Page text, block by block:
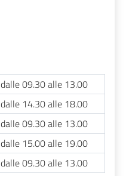
dalle 09.30 alle 13.00
dalle 14.30 alle 18.00
dalle 09.30 alle 13.00
dalle 15.00 alle 19.00
dalle 09.30 alle 13.00